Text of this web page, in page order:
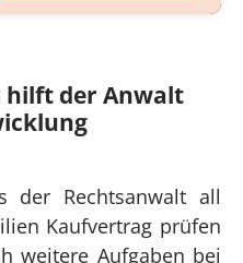
hilft der Anwalt
der Rechtsanwalt all
Kaufvertrag prüfen
weitere Aufgaben bei